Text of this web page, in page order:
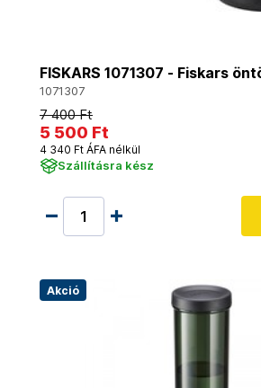
FISKARS 1071307 - Fiskars
1071307
7 400 Ft
5 500 Ft
4 340 Ft ÁFA nélkül
Szállításra kész
Akció